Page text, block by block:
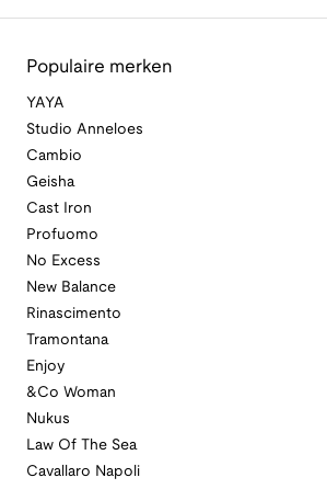
Populaire merken
YAYA
Studio Anneloes
Cambio
Geisha
Cast Iron
Profuomo
No Excess
New Balance
Rinascimento
Tramontana
Enjoy
&Co Woman
Nukus
Law Of The Sea
Cavallaro Napoli